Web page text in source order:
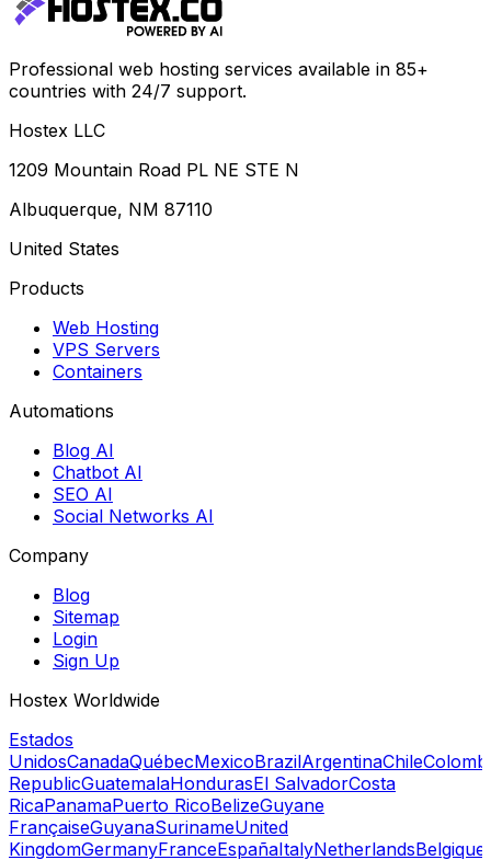
Professional web hosting services available in 85+
countries with 24/7 support.
Hostex LLC
1209 Mountain Road PL NE STE N
Albuquerque, NM 87110
United States
Products
Web Hosting
VPS Servers
Containers
Automations
Blog AI
Chatbot AI
SEO AI
Social Networks AI
Company
Blog
Sitemap
Login
Sign Up
Hostex Worldwide
Estados
UnidosCanadaQuébecMexicoBrazilArgentinaChile
RepublicGuatemalaHondurasEl SalvadorCosta
RicaPanamaPuerto RicoBelizeGuyane
FrançaiseGuyanaSurinameUnited
KingdomGermanyFranceEspañaItalyNetherlandsBelgique